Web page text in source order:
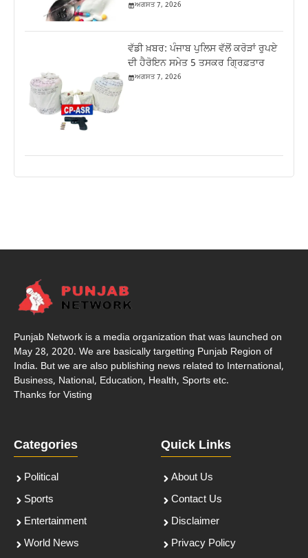
ਅਗਸਤ 7, 2026
ਵੱਡੀ ਖ਼ਬਰ: ਪੰਜਾਬ ਪੁਲਿਸ ਵੱਲੋਂ ਕਰੋੜਾਂ ਰੁਪਏ
ਦੀ ਹੈਰੋਇਨ ਸਮੇਤ 5 ਤਸਕਰ ਗ੍ਰਿਫ਼ਤਾਰ
ਅਗਸਤ 7, 2026
Punjab Network is a media organization that was launched on
May 28, 2020. We are basically targetting Punjab Region of
India. But we are also publishing news related to International,
Business, National, Education, Health, Sports etc.
Thanks for Visting
Categories
Political
Sports
Entertainment
World News
Quick Links
About Us
Contact Us
Disclaimer
Privacy Policy